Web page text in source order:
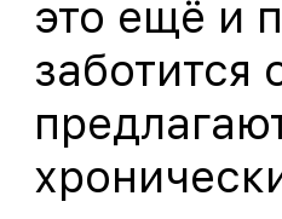
это ещё и